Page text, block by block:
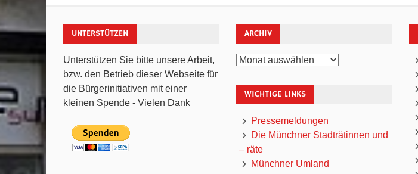
UNTERSTÜTZEN
Unterstützen Sie bitte unsere Arbeit,
bzw. den Betrieb dieser Webseite für
die Bürgerinitiativen mit einer
kleinen Spende - Vielen Dank
ARCHIV
Archiv
WICHTIGE LINKS
Pressemeldungen
Die Münchner Stadträtinnen und
– räte
Münchner Umland